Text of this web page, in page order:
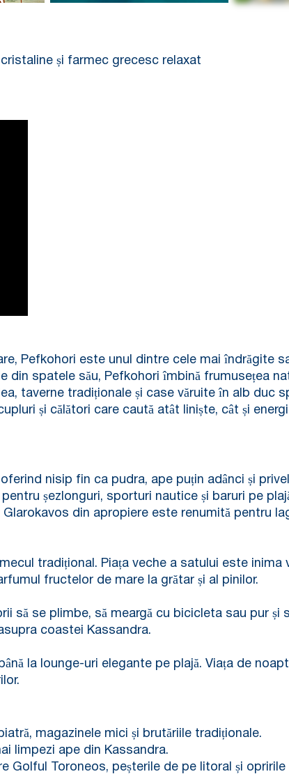
și farmec grecesc relaxat
Pefkohori este unul dintre cele mai îndrăgite
din spatele său, Pefkohori îmbină frumusețea
taverne tradiționale și case văruite în alb duc
și călători care caută atât liniște, cât și
nisip fin ca pudra, ape puțin adânci și
șezlonguri, sporturi nautice și baruri pe
din apropiere este renumită pentru
tradițional. Piața veche a satului este inima
fructelor de mare la grătar și al pinilor.
să se plimbe, să meargă cu bicicleta sau pur și
coastei Kassandra.
la lounge-uri elegante pe plajă. Viața de
magazinele mici și brutăriile tradiționale.
limpezi ape din Kassandra.
Golful Toroneos, peșterile de pe litoral și